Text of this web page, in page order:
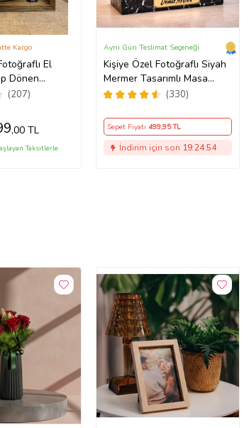
El
Dönen
Sokak
(207)
Kargo
,00 TL
Taksitlerle
Kişiye Özel Fotoğraflı Siyah
Mermer Tasarımlı Masa
Lambası – Yazılı Ahşap
(330)
Aynı Gün Teslimat Seçeneği
Sepet Fiyatı 499,95 TL
İndirim için son 19:24:53